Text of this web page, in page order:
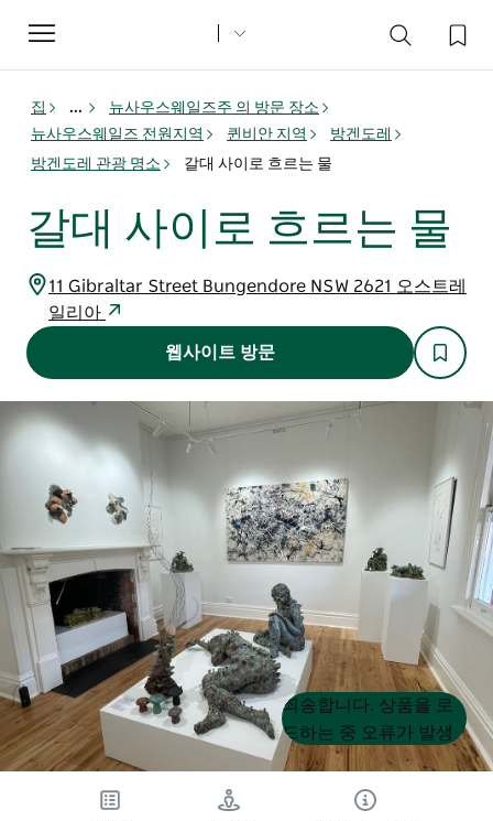
Toggle
navigation
집 ...
뉴사우스웨일즈주 의 방문 장소
뉴사우스웨일즈 전원지역
퀸비안 지역
방겐도레
방겐도레 관광 명소
갈대 사이로 흐르는 물
갈대 사이로 흐르는 물
11 Gibraltar Street Bungendore NSW 2621 오스트레
일리아
웹사이트 방문
Product
List
Product
List
죄송합니다. 상품을 로
드하는 중 오류가 발생
했습니다. 나중에 다시
시도해 주세요.